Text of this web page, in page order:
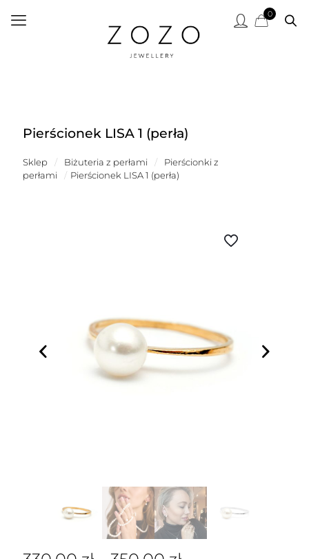
0
Pierścionek LISA 1 (perła)
Sklep / Biżuteria z perłami /
Pierścionki z
perłami
/ Pierścionek LISA 1 (perła)